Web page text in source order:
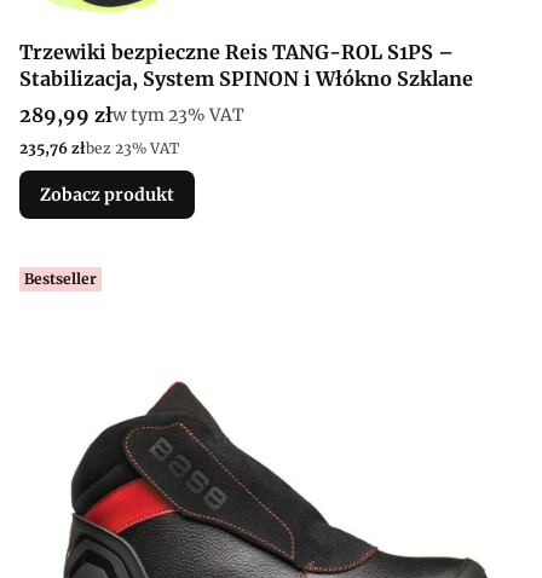
Trzewiki bezpieczne Reis TANG-ROL S1PS –
Stabilizacja, System SPINON i Włókno Szklane
Cena brutto
289,99 złw tym %s VAT
w tym23% VAT
Cena netto
235,76 złbez 23% VAT
Zobacz produkt
Bestseller